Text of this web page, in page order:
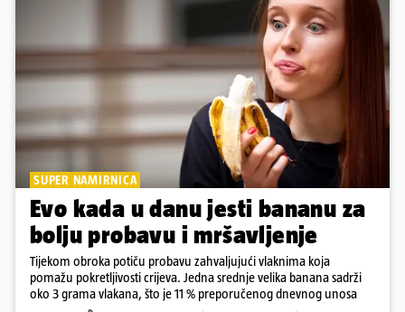
SUPER NAMIRNICA
Evo kada u danu jesti bananu za
bolju probavu i mršavljenje
Tijekom obroka potiču probavu zahvaljujući vlaknima koja
pomažu pokretljivosti crijeva. Jedna srednje velika banana sadrži
oko 3 grama vlakana, što je 11 % preporučenog dnevnog unosa